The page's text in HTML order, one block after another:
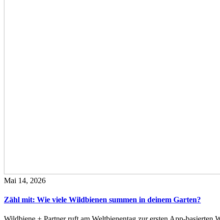
Mai 14, 2026
Zähl mit: Wie viele Wildbienen summen in deinem Garten?